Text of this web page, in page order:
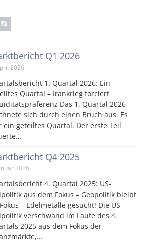
Q1 2026
2026
1. Quartal 2026: Ein
Quartal – Irankrieg forciert
Das 1. Quartal 2026
sich durch einen Bruch aus. Es
ein geteiltes Quartal. Der erste Teil
Q4 2025
2026
4. Quartal 2025: US-
aus dem Fokus – Geopolitik bleibt
– Edelmetalle gesucht! Die US-
verschwand im Laufe des 4.
2025 aus dem Fokus der